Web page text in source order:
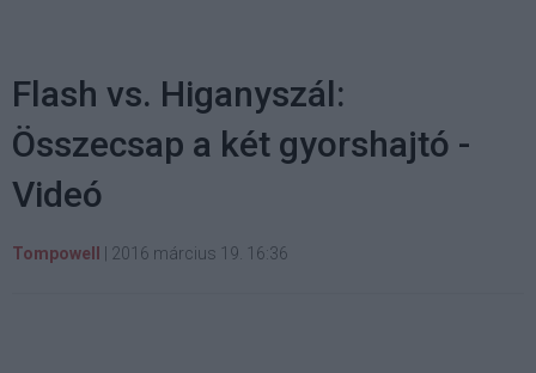
Flash vs. Higanyszál:
Összecsap a két gyorshajtó -
Videó
Tompowell 2016 március 19. 16:36